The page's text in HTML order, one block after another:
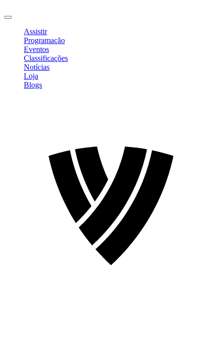
Assistir
Programação
Eventos
Classificações
Notícias
Loja
Blogs